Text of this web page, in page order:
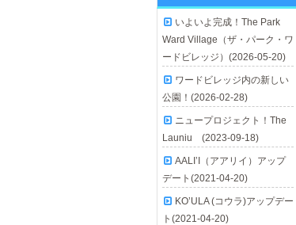
いよいよ完成！The Park
Ward Village（ザ・パーク・ワ
ードビレッジ）(2026-05-20)
ワードビレッジ内の新しい
公園！(2026-02-28)
ニュープロジェクト！The
Launiu (2023-09-18)
AALI’I（アアリイ）アップ
デート(2021-04-20)
KO’ULA (コウラ)アップデー
ト(2021-04-20)